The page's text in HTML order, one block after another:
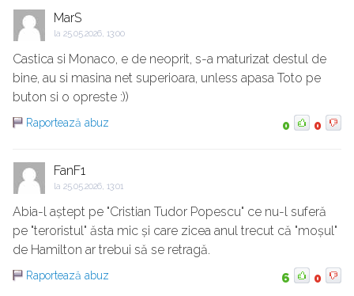
MarS
la 25.05.2026, 13:00
Castica si Monaco, e de neoprit, s-a maturizat destul de
bine, au si masina net superioara, unless apasa Toto pe
buton si o opreste :))
Raportează abuz 0 0
FanF1
la 25.05.2026, 13:01
Abia-l aștept pe "Cristian Tudor Popescu" ce nu-l suferă
pe "teroristul" ăsta mic și care zicea anul trecut că "moșul"
de Hamilton ar trebui să se retragă.
Raportează abuz 6 0